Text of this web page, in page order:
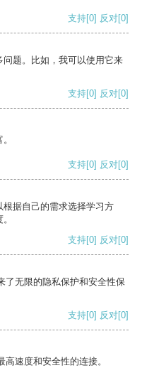
支持[0] 反对[0]
题。比如，我可以使用它来
支持[0] 反对[0]
支持[0] 反对[0]
据自己的需求选择学习方
支持[0] 反对[0]
了无限的隐私保护和安全性保
支持[0] 反对[0]
速度和安全性的连接。